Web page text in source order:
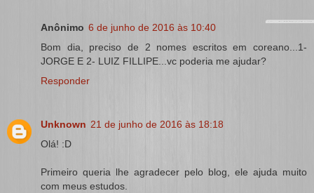
Anônimo 6 de junho de 2016 às 10:40
Bom dia, preciso de 2 nomes escritos em coreano...1-
JORGE E 2- LUIZ FILLIPE...vc poderia me ajudar?
Responder
Unknown 21 de junho de 2016 às 18:18
Olá! :D
Primeiro queria lhe agradecer pelo blog, ele ajuda muito
com meus estudos.